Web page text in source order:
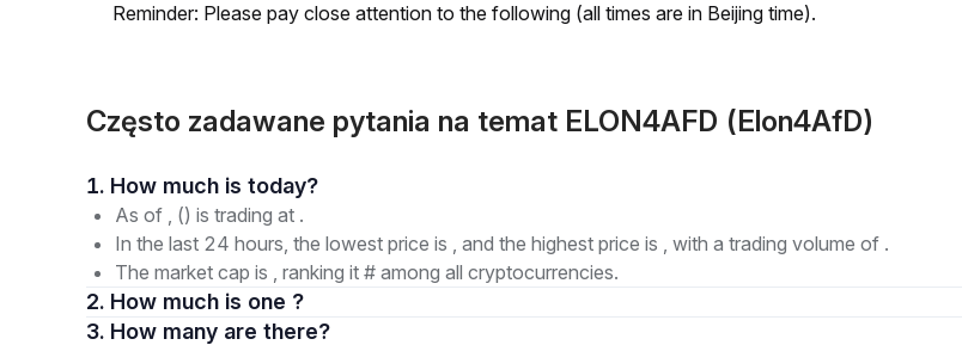
Reminder: Please pay close attention to the following (all times are in Beijing time).
Często zadawane pytania na temat ELON4AFD (Elon4AfD)
1. How much is today?
As of , () is trading at .
In the last 24 hours, the lowest price is , and the highest price is , with a trading volume of .
The market cap is , ranking it # among all cryptocurrencies.
2. How much is one ?
3. How many are there?